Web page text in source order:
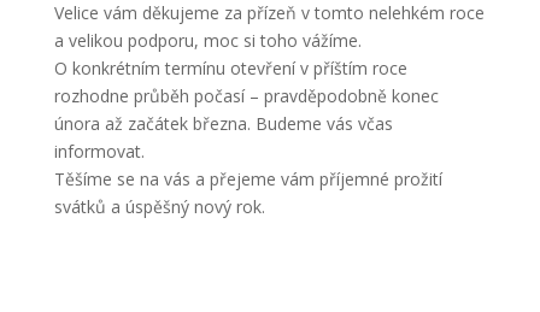
Velice vám děkujeme za přízeň v tomto nelehkém roce
a velikou podporu, moc si toho vážíme.
O konkrétním termínu otevření v příštím roce
rozhodne průběh počasí – pravděpodobně konec
února až začátek března. Budeme vás včas
informovat.
Těšíme se na vás a přejeme vám příjemné prožití
svátků a úspěšný nový rok.